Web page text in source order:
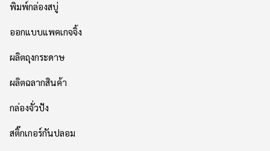
พิมพ์กล่องสบู่
ออกแบบแพคเกจจิ้ง
ผลิตถุงกระดาษ
ผลิตฉลากสินค้า
กล่องจั่วปัง
สติ๊กเกอร์กันปลอม